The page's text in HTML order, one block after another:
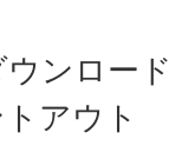
ンロー
アウト